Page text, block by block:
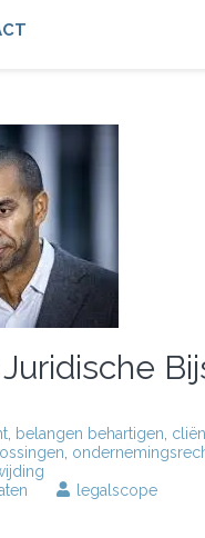
belangen behartigen
legalscope